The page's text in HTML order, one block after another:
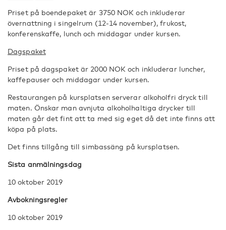
Priset på boendepaket är 3750 NOK och inkluderar
övernattning i singelrum (12-14 november), frukost,
konferenskaffe, lunch och middagar under kursen.
Dagspaket
Priset på dagspaket är 2000 NOK och inkluderar luncher,
kaffepauser och middagar under kursen.
Restaurangen på kursplatsen serverar alkoholfri dryck till
maten. Önskar man avnjuta alkoholhaltiga drycker till
maten går det fint att ta med sig eget då det inte finns att
köpa på plats.
Det finns tillgång till simbassäng på kursplatsen.
Sista anmälningsdag
10 oktober 2019
Avbokningsregler
10 oktober 2019